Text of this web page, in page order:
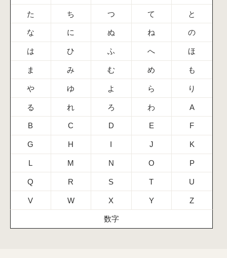
た ち つ て と
な に ぬ ね の
は ひ ふ へ ほ
ま み む め も
や ゆ よ ら り
る れ ろ わ A
B C D E F
G H I J K
L M N O P
Q R S T U
V W X Y Z
数字